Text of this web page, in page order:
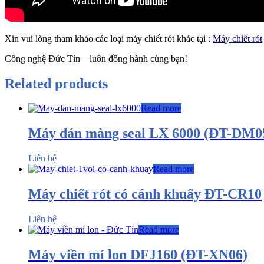
Xin vui lòng tham khảo các loại máy chiết rót khác tại : Máy chiết rót
Công nghệ Đức Tín – luôn đồng hành cùng bạn!
Related products
Read more
Máy dán màng seal LX 6000 (ĐT-
Liên hệ
Read more
Máy chiết rót có cánh khuấy ĐT-CR10
Liên hệ
Read more
Máy viền mí lon DFJ160 (ĐT-XN06)